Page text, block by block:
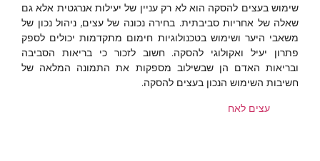
שימוש בעצים להסקה הוא לא רק עניין של יעילות אנרגטית אלא גם
שאלה של אחריות סביבתית. בחירה נכונה של עצים, ניהול נכון של
משאבי היער ושימוש בטכנולוגיות חימום מתקדמות יכולים לספק
פתרון יעיל ואקולוגי להסקה. חשוב לזכור כי בריאות הסביבה
ובריאות האדם הן שבשילוב מספקות את התמונה המלאה של
חשיבות השימוש הנכון בעצים להסקה.
עצים לאח